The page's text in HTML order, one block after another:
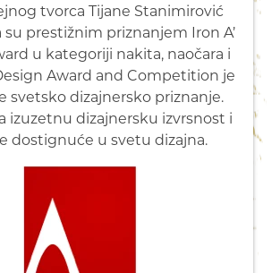
tvorca Tijane Stanimirović
su prestižnim priznanjem Iron A’
u kategoriji nakita, naočara i
Award and Competition je
svetsko dizajnersko priznanje.
izuzetnu dizajnersku izvrsnost i
dostignuće u svetu dizajna.